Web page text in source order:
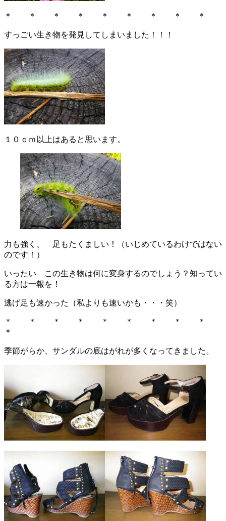
＊ ＊ ＊ ＊ ＊ ＊ ＊ ＊ ＊
すっごい生き物を発見してしまいました！！！
１０ｃｍ以上はあると思います。
力も強く、 足もたくましい！（いじめているわけではない
のです！）
いったい この生き物は何に変身するのでしょう？知ってい
る方は一報を！
逃げ足も速かった（私よりも速いかも・・・笑）
＊ ＊ ＊ ＊ ＊ ＊ ＊ ＊ ＊
＊
季節がらか、サンダルの底はがれが多くなってきました。